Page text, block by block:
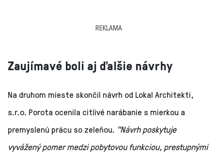
REKLAMA
Zaujímavé boli aj ďalšie návrhy
Na druhom mieste skončil návrh od Lokal Architekti,
s.r.o. Porota ocenila citlivé narábanie s mierkou a
premyslenú prácu so zeleňou. "Návrh poskytuje
vyvážený pomer medzi pobytovou funkciou, prestupnými